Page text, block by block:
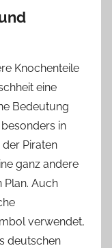
Knochenteile
eine
Bedeutung
in
Piraten
ganz andere
Plan. Auch
verwendet,
deutschen